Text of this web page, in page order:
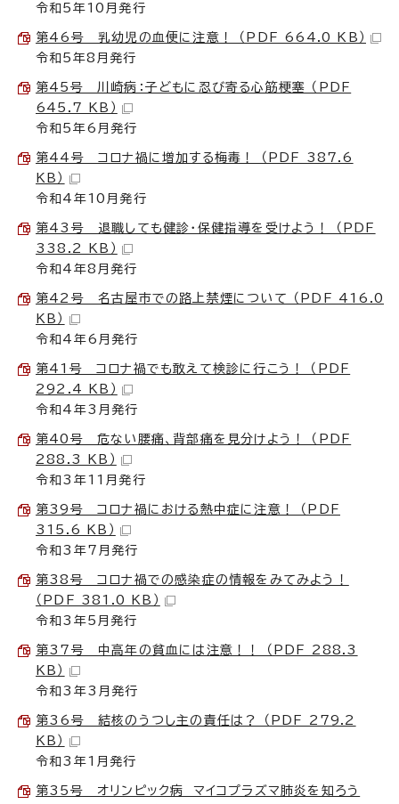
令和5年10月発行
第46号 乳幼児の血便に注意！ （PDF 664.0 KB）
令和5年8月発行
第45号 川崎病：子どもに忍び寄る心筋梗塞 （PDF
645.7 KB）
令和5年6月発行
第44号 コロナ禍に増加する梅毒！ （PDF 387.6
KB）
令和4年10月発行
第43号 退職しても健診・保健指導を受けよう！ （PDF
338.2 KB）
令和4年8月発行
第42号 名古屋市での路上禁煙について （PDF 416.0
KB）
令和4年6月発行
第41号 コロナ禍でも敢えて検診に行こう！ （PDF
292.4 KB）
令和4年3月発行
第40号 危ない腰痛、背部痛を見分けよう！ （PDF
288.3 KB）
令和3年11月発行
第39号 コロナ禍における熱中症に注意！ （PDF
315.6 KB）
令和3年7月発行
第38号 コロナ禍での感染症の情報をみてみよう！
（PDF 381.0 KB）
令和3年5月発行
第37号 中高年の貧血には注意！！ （PDF 288.3
KB）
令和3年3月発行
第36号 結核のうつし主の責任は？ （PDF 279.2
KB）
令和3年1月発行
第35号 オリンピック病 マイコプラズマ肺炎を知ろう